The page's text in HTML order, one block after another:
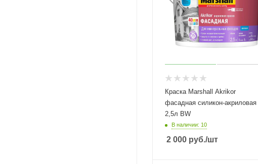
Краска Marshall Akrikor
фасадная силикон-акриловая
2,5л BW
В наличии: 10
2 000 руб./шт